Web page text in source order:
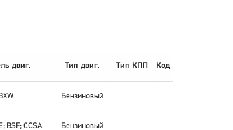
двиг. Тип двиг. Тип КПП Код
Бензиновый
BSF; CCSA Бензиновый